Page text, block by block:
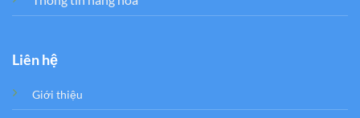
Liên hệ
Giới thiệu